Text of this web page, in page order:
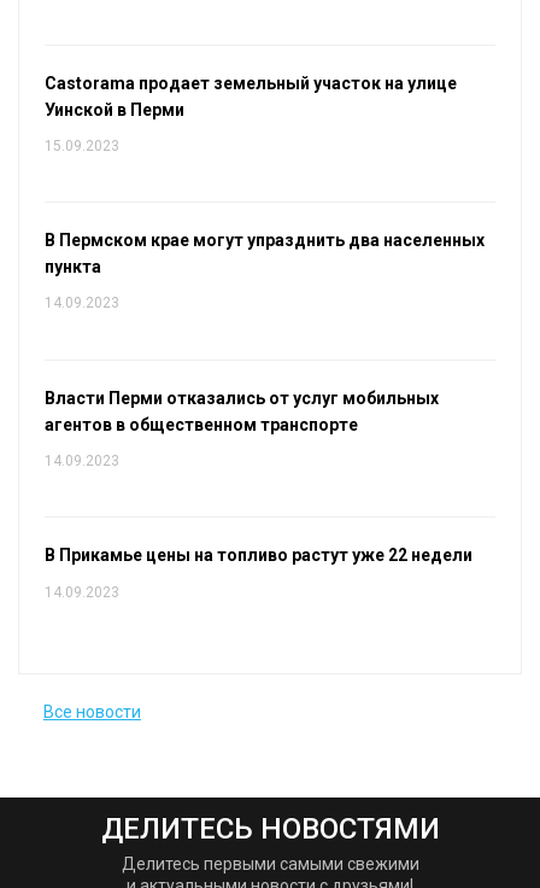
Castorama продает земельный участок на улице
Уинской в Перми
15.09.2023
В Пермском крае могут упразднить два населенных
пункта
14.09.2023
Власти Перми отказались от услуг мобильных
агентов в общественном транспорте
14.09.2023
В Прикамье цены на топливо растут уже 22 недели
14.09.2023
Все новости
ДЕЛИТЕСЬ НОВОСТЯМИ
Делитесь первыми самыми свежими